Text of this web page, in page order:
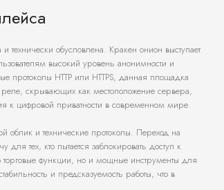
обусловлена. Кракен онион выступает
высокий уровень анонимности и
протоколы HTTP или HTTPS, данная площадка
реле, скрывающих как местоположение сервера,
к цифровой приватности в современном мире.
облик и технические протоколы. Переход на
тех, кто пытается заблокировать доступ к
функции, но и мощные инструменты для
и предсказуемость работы, что в